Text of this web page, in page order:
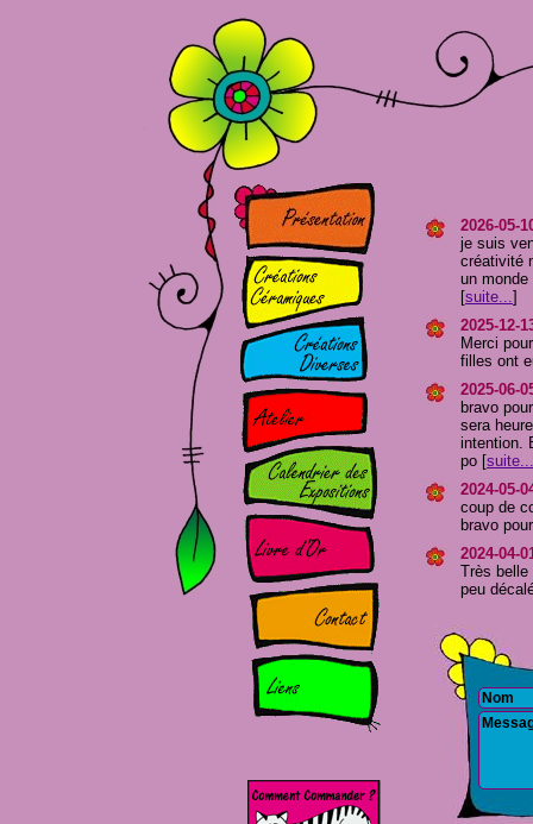
2026-05-
je suis
créativité
un
[suite...]
2025-12-
Merci
filles ont
2025-06-
bravo
sera
intention.
po [suite...
2024-05-
coup de
bravo
2024-04-
Très belle
peu